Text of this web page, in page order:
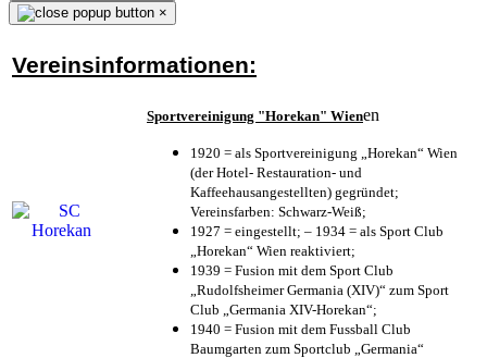
×
Vereinsinformationen:
Sportvereinigung "Horekan" Wienen
1920 = als Sportvereinigung „Horekan“ Wien
(der Hotel- Restauration- und
Kaffeehausangestellten) gegründet;
Vereinsfarben: Schwarz-Weiß;
1927 = eingestellt; – 1934 = als Sport Club
„Horekan“ Wien reaktiviert;
1939 = Fusion mit dem Sport Club
„Rudolfsheimer Germania (XIV)“ zum Sport
Club „Germania XIV-Horekan“;
1940 = Fusion mit dem Fussball Club
Baumgarten zum Sportclub „Germania“